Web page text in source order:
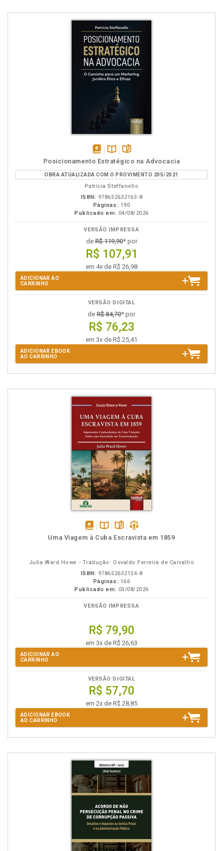
disponível
em
eBook
Disponível
na
B.V.
páginas
Posicionamento Estratégico na Advocacia
OBRA ATUALIZADA COM O PROVIMENTO 205/2021
Patrícia Steffanello
ISBN: 978652632163-8
Páginas: 190
Publicado em: 04/08/2026
VERSÃO IMPRESSA
deR$ 119,90* por
R$ 107,91
em 4x de R$ 26,98
ADICIONAR AO
CARRINHO
VERSÃO DIGITAL
de R$ 84,70* por
R$ 76,23
em 3x de R$ 25,41
ADICIONAR EBOOK
AO CARRINHO
disponívelDisponível
páginaspodcast
Uma Viagem à Cuba Escravista em 1859
Julia Ward Howe - Tradução: Osvaldo Ferreira de Carvalho
ISBN: 978652632134-8
Páginas: 166
Publicado em: 03/08/2026
VERSÃO IMPRESSA
R$ 79,90
em 3x de R$ 26,63
ADICIONAR AO
CARRINHO
VERSÃO DIGITAL
R$ 57,70
em 2x de R$ 28,85
ADICIONAR EBOOK
AO CARRINHO